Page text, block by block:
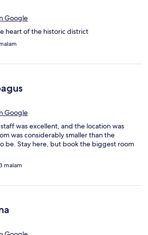
Google
heart of the historic district
Google
was excellent, and the location was
was considerably smaller than the
be. Stay here, but book the biggest room
malam